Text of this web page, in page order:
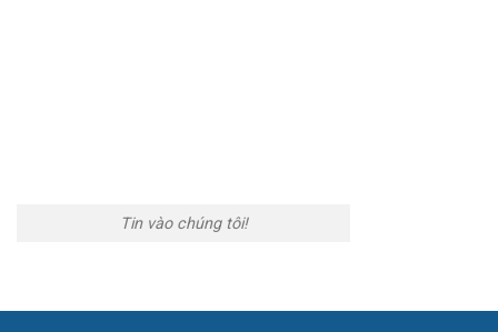
Tin vào chúng tôi!